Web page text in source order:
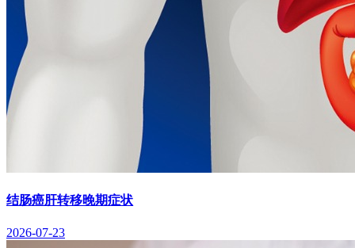
结肠癌肝转移晚期症状
2026-07-23